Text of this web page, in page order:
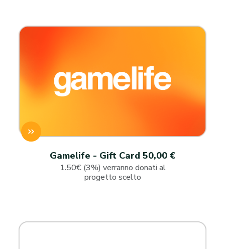
Gamelife - Gift Card 50,00 €
1.50€ (3%) verranno donati al
progetto scelto